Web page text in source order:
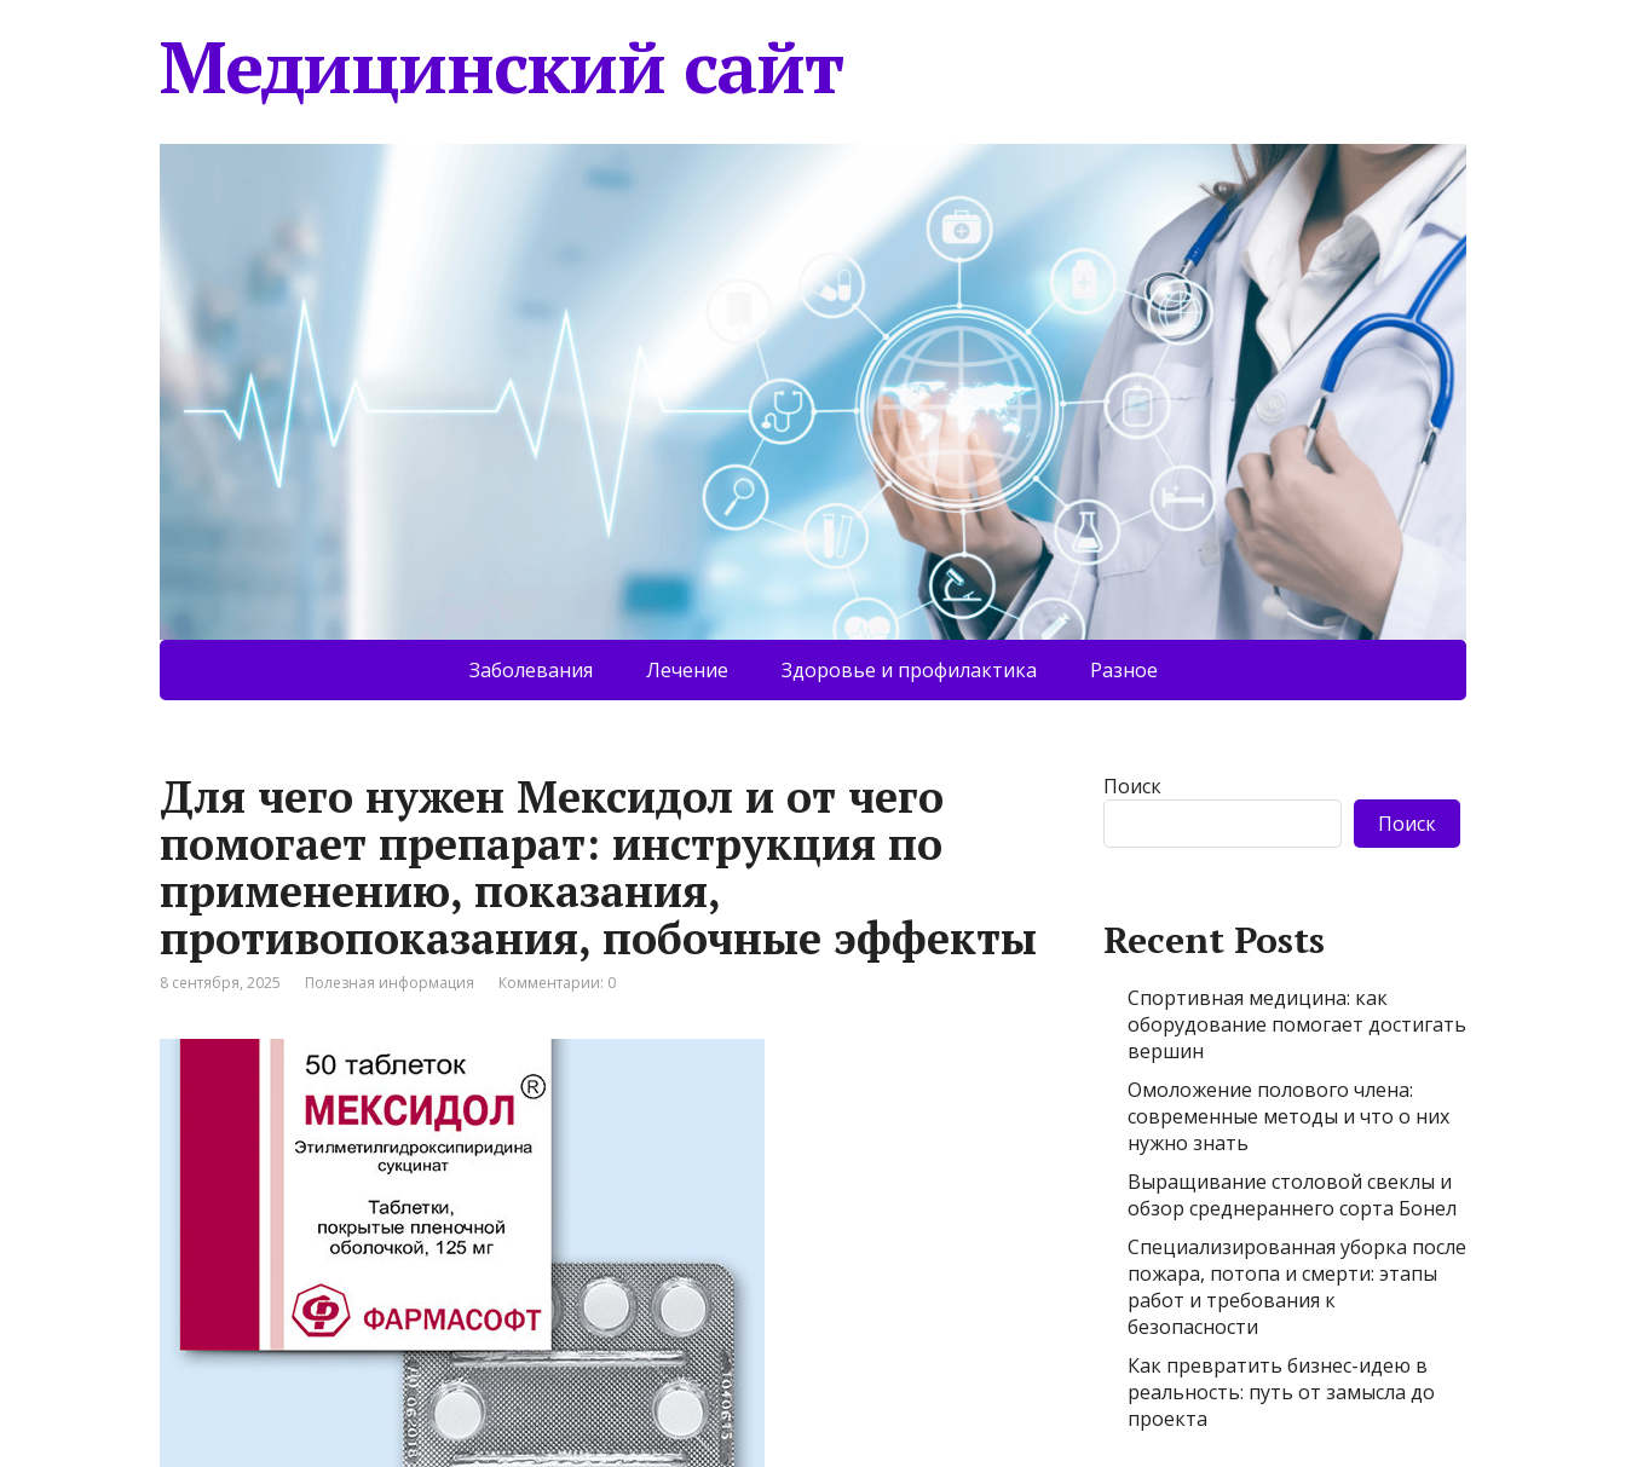
Медицинский сайт
Заболевания Лечение Здоровье и профилактика Разное
Для чего нужен Мексидол и от чего
помогает препарат: инструкция по
применению, показания,
противопоказания, побочные эффекты
8 сентября, 2025 Полезная информация Комментарии: 0
Поиск
Поиск
Recent Posts
Спортивная медицина: как
оборудование помогает достигать
вершин
Омоложение полового члена:
современные методы и что о них
нужно знать
Выращивание столовой свеклы и
обзор среднераннего сорта Бонел
Специализированная уборка после
пожара, потопа и смерти: этапы
работ и требования к
безопасности
Как превратить бизнес-идею в
реальность: путь от замысла до
проекта